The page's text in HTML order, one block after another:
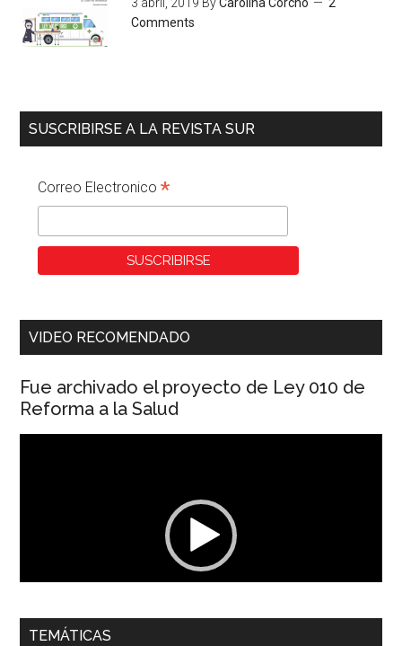
Comments
SUSCRIBIRSE A LA REVISTA SUR
Correo Electronico*
VIDEO RECOMENDADO
Fue archivado el proyecto de Ley 010 de
Reforma a la Salud
00:00 01:04
TEMÁTICAS